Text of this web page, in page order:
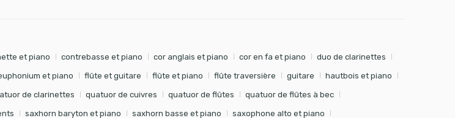
et piano contrebasse et piano cor anglais et piano cor en fa et piano duo de clarinettes
et piano flûte et guitare flûte et piano flûte traversière guitare hautbois et piano
de clarinettes quatuor de cuivres quatuor de flûtes quatuor de flûtes à bec
saxhorn baryton et piano saxhorn basse et piano saxophone alto et piano